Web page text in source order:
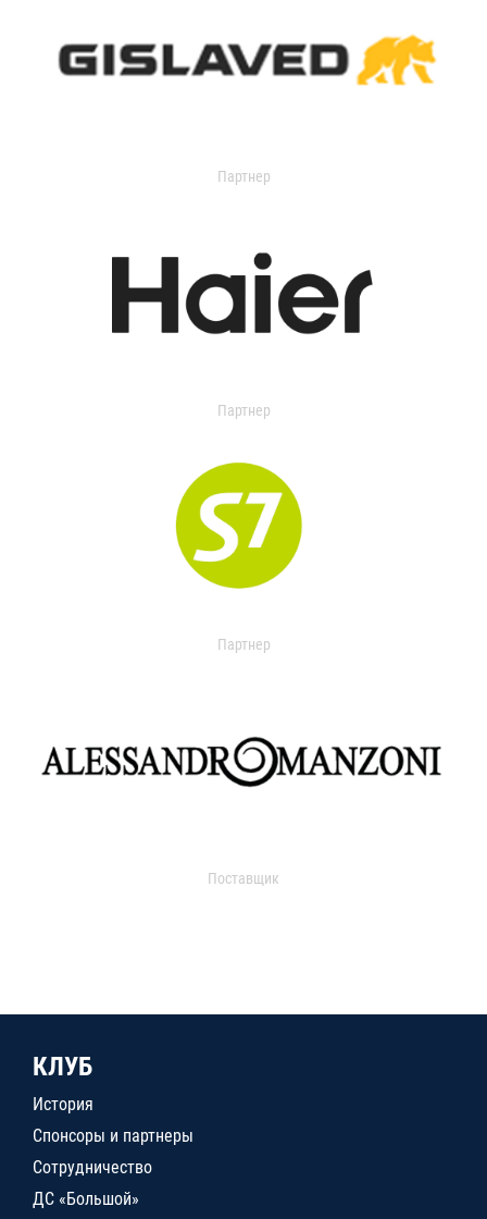
Партнер
Партнер
Партнер
Поставщик
КЛУБ
История
Спонсоры и партнеры
Сотрудничество
ДС «Большой»